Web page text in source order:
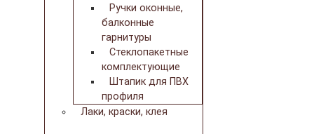
Ручки оконные,
балконные
гарнитуры
Стеклопакетные
комплектующие
Штапик для ПВХ
профиля
Лаки, краски, клея